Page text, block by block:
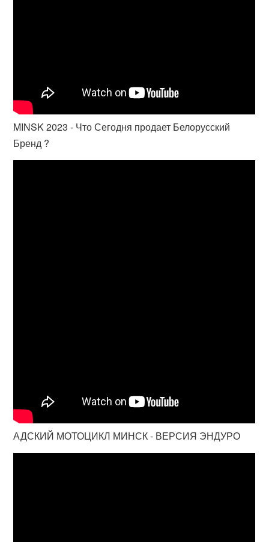
MINSK 2023 - Что Сегодня продает Белорусский
Бренд ?
АДСКИЙ МОТОЦИКЛ МИНСК - ВЕРСИЯ ЭНДУРО